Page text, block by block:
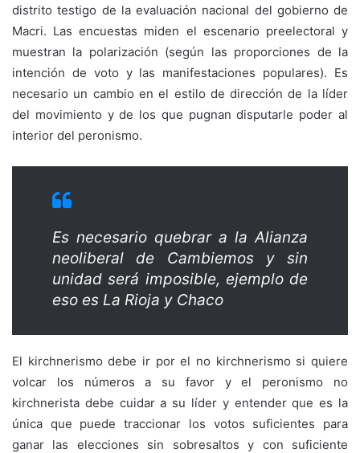
distrito testigo de la evaluación nacional del gobierno de
Macri. Las encuestas miden el escenario preelectoral y
muestran la polarización (según las proporciones de la
intención de voto y las manifestaciones populares). Es
necesario un cambio en el estilo de dirección de la líder
del movimiento y de los que pugnan disputarle poder al
interior del peronismo.
Es necesario quebrar a la Alianza
neoliberal de Cambiemos y sin
unidad será imposible, ejemplo de
eso es La Rioja y Chaco
El kirchnerismo debe ir por el no kirchnerismo si quiere
volcar los números a su favor y el peronismo no
kirchnerista debe cuidar a su líder y entender que es la
única que puede traccionar los votos suficientes para
ganar las elecciones sin sobresaltos y con suficiente